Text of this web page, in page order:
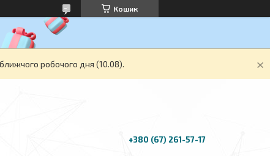
Кошик
робочого дня (10.08).
+380 (67) 261-57-17